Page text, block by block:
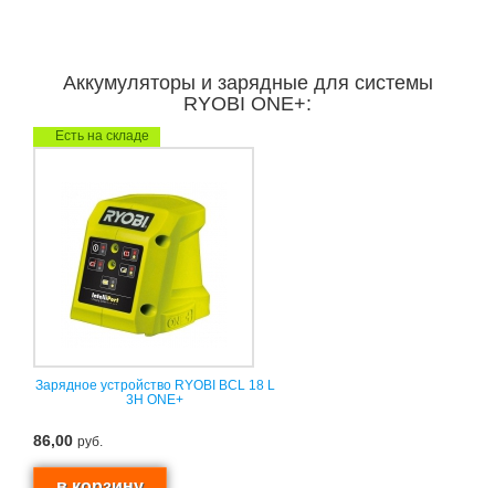
Аккумуляторы и зарядные для системы
RYOBI ONE+:
Есть на складе
Зарядное устройство RYOBI BCL 18 L
3H ONE+
86,00 руб.